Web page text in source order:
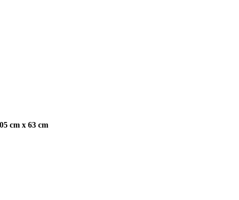
cm x 63 cm